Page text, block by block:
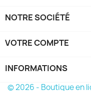
NOTRE SOCIÉTÉ
VOTRE COMPTE
INFORMATIONS
© 2026 - Boutique en